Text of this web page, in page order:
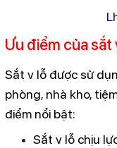
Ưu điểm của sắt
Sắt v lỗ được sử
phòng, nhà kho,
điểm nổi bật:
Sắt v lỗ chịu